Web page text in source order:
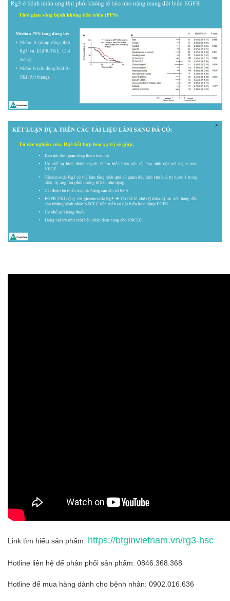
Link tìm hiểu sản phẩm: https://btginvietnam.vn/rg3-hsc
Hotline liên hệ để phân phối sản phẩm: 0846.368.368
Hotline để mua hàng dành cho bệnh nhân: 0902.016.636